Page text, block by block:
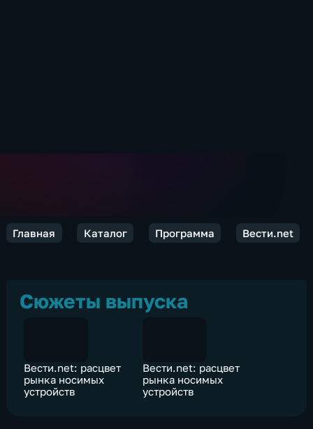
Главная Каталог Программа Вести.net
Сюжеты выпуска
Вести.net: расцвет
рынка носимых
устройств
Вести.net: расцвет
рынка носимых
устройств